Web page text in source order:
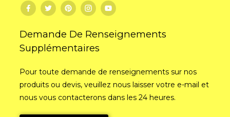
Demande De Renseignements
Supplémentaires
Pour toute demande de renseignements sur nos
produits ou devis, veuillez nous laisser votre e-mail et
nous vous contacterons dans les 24 heures.